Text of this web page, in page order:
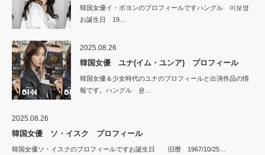
韓国女優イ・ボヨンのプロフィールですハングル 이보영
お誕生日 19…
2025.08.26
韓国女優 ユナ(イム・ユンア) プロフィール
韓国女優＆少女時代のユナのプロフィールと出演作品の情
報です。ハングル 윤…
2025.08.26
韓国女優 ソ・イスク プロフィール
韓国女優ソ・イスクのプロフィールですお誕生日 旧暦 1967/10/25…